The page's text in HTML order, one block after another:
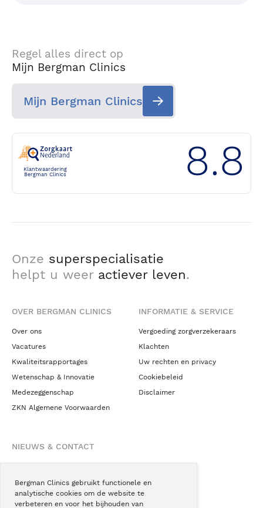
Bergman Clinics gebruikt functionele en
analytische cookies om de website te
verbeteren en voor het bijhouden van
Regel alles direct op
Mijn Bergman Clinics
Mijn Bergman Clinics
Klantwaardering
Bergman Clinics
8.8
Onze superspecialisatie
helpt u weer actiever leven.
OVER BERGMAN CLINICS
Over ons
Vacatures
Kwaliteitsrapportages
Wetenschap & Innovatie
Medezeggenschap
ZKN Algemene Voorwaarden
INFORMATIE & SERVICE
Vergoeding zorgverzekeraars
Klachten
Uw rechten en privacy
Cookiebeleid
Disclaimer
NIEUWS & CONTACT
Blogs
Podcast